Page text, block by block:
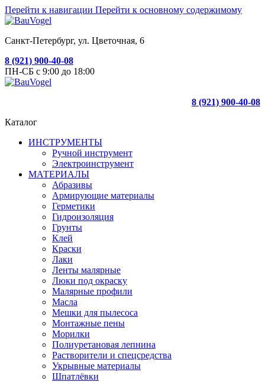
Перейти к навигации Перейти к основному содержимому
Санкт-Петербург, ул. Цветочная, 6
8 (921) 900-40-08
ПН-СБ с 9:00 до 18:00
8 (921) 900-40-08
Каталог
ИНСТРУМЕНТЫ
Ручной инструмент
Электроинструмент
МАТЕРИАЛЫ
Абразивы
Армирующие материалы
Герметики
Гидроизоляция
Грунты
Клей
Краски
Лаки
Ленты малярные
Люки под окраску
Малярные профили
Масла
Мешки для пылесоса
Монтажные пены
Морилки
Полиуретановая лепнина
Растворители и спецсредства
Укрывные материалы
Шпатлёвки